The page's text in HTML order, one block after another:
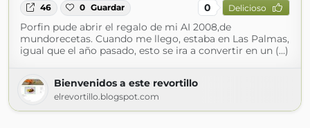
46 0 Guardar 0 Delicioso
Porfin pude abrir el regalo de mi AI 2008,de
mundorecetas. Cuando me llego, estaba en Las Palmas,
igual que el año pasado, esto se ira a convertir en un (...)
Bienvenidos a este revortillo
elrevortillo.blogspot.com